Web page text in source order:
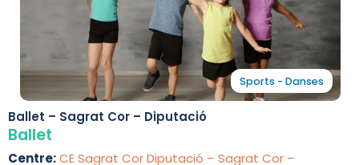
Sports - Danses
Ballet – Sagrat Cor – Diputació
Ballet
Centre:CE Sagrat Cor Diputació – Sagrat Cor –